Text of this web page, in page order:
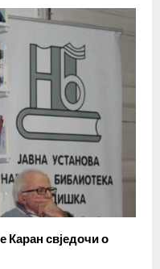
Каран свједочи о